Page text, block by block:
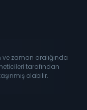
ve zaman aralığında
tarafından
olabilir.